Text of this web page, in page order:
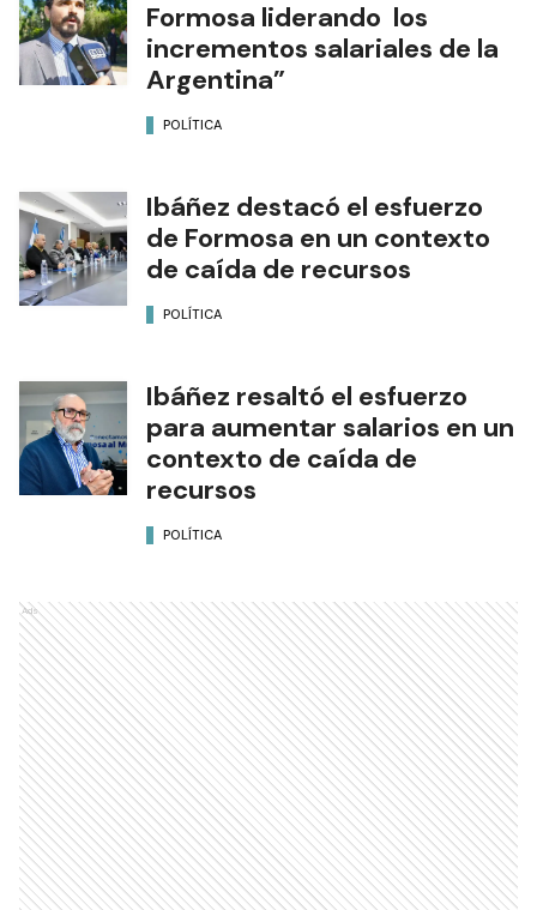
Formosa liderando los
incrementos salariales de la
Argentina”
POLÍTICA
Ibáñez destacó el esfuerzo
de Formosa en un contexto
de caída de recursos
POLÍTICA
Ibáñez resaltó el esfuerzo
para aumentar salarios en un
contexto de caída de
recursos
POLÍTICA
Ads